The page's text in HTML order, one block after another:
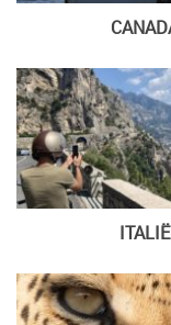
ITALIË